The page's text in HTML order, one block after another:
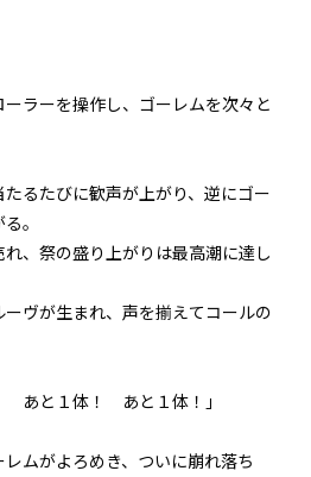
068
069
８月３１日：THE BEGINNING OF
THE END
８月３１日：LAST BATTLE
８月３１日：負けるという選択肢
ラーを操作し、ゴーレムを次々と
るたびに歓声が上がり、逆にゴー
。
、祭の盛り上がりは最高潮に達し
ヴが生まれ、声を揃えてコールの
あと１体！ あと１体！」
ムがよろめき、ついに崩れ落ち